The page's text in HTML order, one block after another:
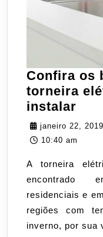
Confira os
torneira
instalar
os
e
janeiro 22, 2019
10:40 am
A torneira
encontrado
residenciais e
regiões com
inverno, por sua